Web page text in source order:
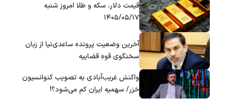
قیمت دلار، سکه و طلا امروز شنبه
۱۴۰۵/۰۵/۱۷
آخرین وضعیت پرونده ساعدی‌نیا از زبان
سخنگوی قوه قضاییه
واکنش غریب‌آبادی به تصویب کنوانسیون
خزر/ سهمیه ایران کم می‌شود؟!